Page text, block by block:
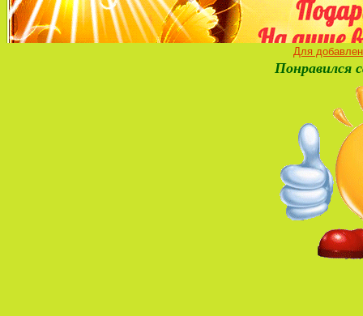
Для
Понравился